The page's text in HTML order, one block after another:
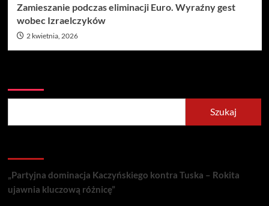
Zamieszanie podczas eliminacji Euro. Wyraźny gest
wobec Izraelczyków
2 kwietnia, 2026
Szukaj
„Partyjna dominacja Kaczyńskiego kontra Tuska – Rokita
ujawnia kluczową różnicę”